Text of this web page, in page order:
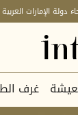
الإمارات
غرف